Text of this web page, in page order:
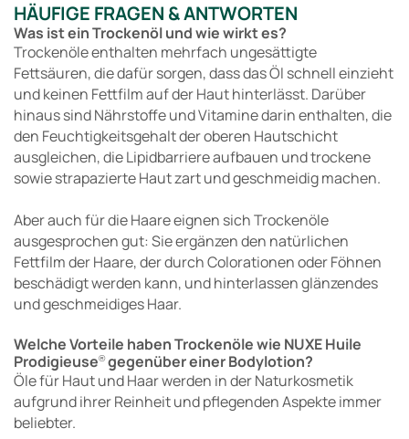
HÄUFIGE FRAGEN & ANTWORTEN
Was ist ein Trockenöl und wie wirkt es?
Trockenöle enthalten mehrfach ungesättigte
Fettsäuren, die dafür sorgen, dass das Öl schnell einzieht
und keinen Fettfilm auf der Haut hinterlässt. Darüber
hinaus sind Nährstoffe und Vitamine darin enthalten, die
den Feuchtigkeitsgehalt der oberen Hautschicht
ausgleichen, die Lipidbarriere aufbauen und trockene
sowie strapazierte Haut zart und geschmeidig machen.
Aber auch für die Haare eignen sich Trockenöle
ausgesprochen gut: Sie ergänzen den natürlichen
Fettfilm der Haare, der durch Colorationen oder Föhnen
beschädigt werden kann, und hinterlassen glänzendes
und geschmeidiges Haar.
Welche Vorteile haben Trockenöle wie NUXE Huile
Prodigieuse®gegenüber einer Bodylotion?
Öle für Haut und Haar werden in der Naturkosmetik
aufgrund ihrer Reinheit und pflegenden Aspekte immer
beliebter.